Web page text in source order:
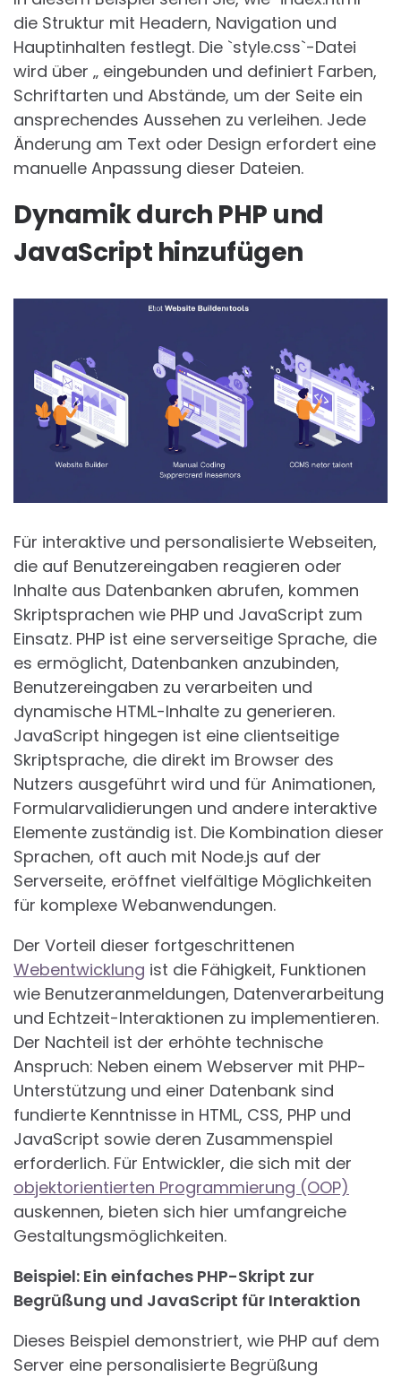
die Struktur mit Headern, Navigation und
Hauptinhalten festlegt. Die `style.css`-Datei
wird über „ eingebunden und definiert Farben,
Schriftarten und Abstände, um der Seite ein
ansprechendes Aussehen zu verleihen. Jede
Änderung am Text oder Design erfordert eine
manuelle Anpassung dieser Dateien.
Dynamik durch PHP und
JavaScript hinzufügen
Für interaktive und personalisierte Webseiten,
die auf Benutzereingaben reagieren oder
Inhalte aus Datenbanken abrufen, kommen
Skriptsprachen wie PHP und JavaScript zum
Einsatz. PHP ist eine serverseitige Sprache, die
es ermöglicht, Datenbanken anzubinden,
Benutzereingaben zu verarbeiten und
dynamische HTML-Inhalte zu generieren.
JavaScript hingegen ist eine clientseitige
Skriptsprache, die direkt im Browser des
Nutzers ausgeführt wird und für Animationen,
Formularvalidierungen und andere interaktive
Elemente zuständig ist. Die Kombination dieser
Sprachen, oft auch mit Node.js auf der
Serverseite, eröffnet vielfältige Möglichkeiten
für komplexe Webanwendungen.
Der Vorteil dieser fortgeschrittenen
Webentwicklung ist die Fähigkeit, Funktionen
wie Benutzeranmeldungen, Datenverarbeitung
und Echtzeit-Interaktionen zu implementieren.
Der Nachteil ist der erhöhte technische
Anspruch: Neben einem Webserver mit PHP-
Unterstützung und einer Datenbank sind
fundierte Kenntnisse in HTML, CSS, PHP und
JavaScript sowie deren Zusammenspiel
erforderlich. Für Entwickler, die sich mit der
objektorientierten Programmierung (OOP)
auskennen, bieten sich hier umfangreiche
Gestaltungsmöglichkeiten.
Beispiel: Ein einfaches PHP-Skript zur
Begrüßung und JavaScript für Interaktion
Dieses Beispiel demonstriert, wie PHP auf dem
Server eine personalisierte Begrüßung